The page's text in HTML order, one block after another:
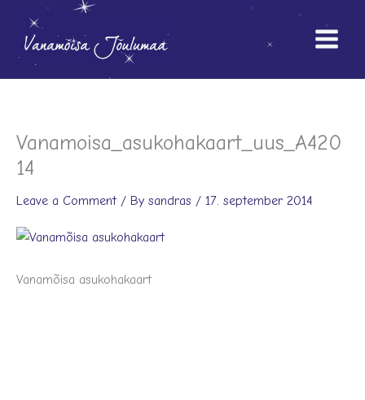
content
Vanamoisa_asukohakaart_uus_A420
14
Leave a Comment / By sandras / 17. september 2014
Vanamõisa asukohakaart